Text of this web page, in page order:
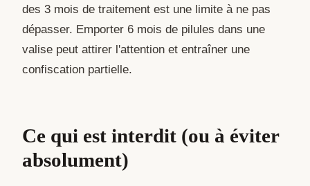
des 3 mois de traitement est une limite à ne pas
dépasser. Emporter 6 mois de pilules dans une
valise peut attirer l'attention et entraîner une
confiscation partielle.
Ce qui est interdit (ou à éviter
absolument)